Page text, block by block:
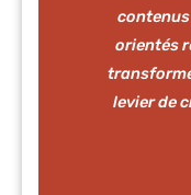
orientés
levier de